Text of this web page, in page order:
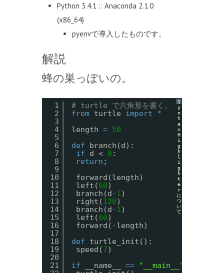
Python 3.4.1 :: Anaconda 2.1.0
(x86_64)
pyenvで導入したものです。
解説
蜂の巣っぽいの。
S
y
n
t
a
x
H
i
g
h
l
i
g
h
t
e
r
に
つ
い
て
1
2
3
4
5
6
7
8
9
10
11
12
13
14
15
16
17
18
19
20
21
# turtle で六角形を書く。
from turtle import
*
length = 50
def
branch(d):
if
d < 0 :
return ;
forward(length)
left(60)
branch(d- 1)
right( 120)
branch(d- 1)
left(60)
forward( -length)
def
turtle_init():
speed(7)
if
__name__ == "__main__"